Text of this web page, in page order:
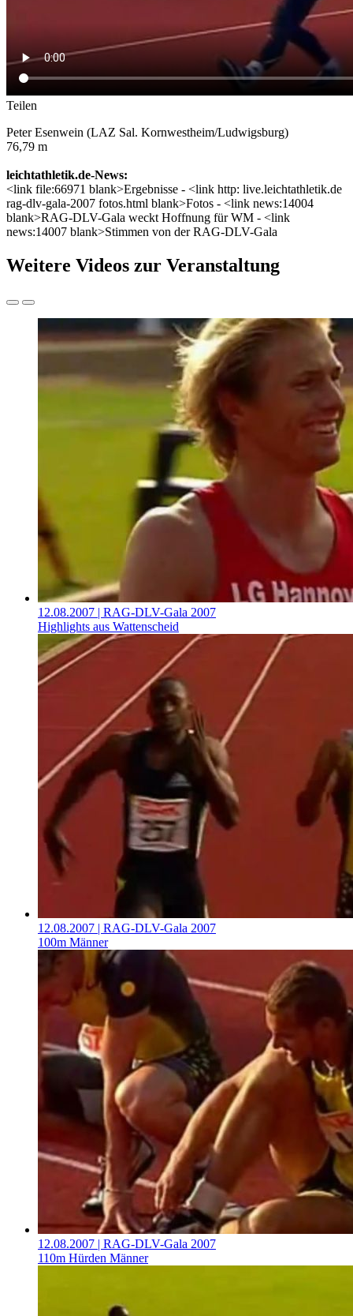
Teilen
Peter Esenwein (LAZ Sal. Kornwestheim/Ludwigsburg)
76,79 m
leichtathletik.de-News:
<link file:66971 blank>Ergebnisse - <link http: live.leichtathletik.de
rag-dlv-gala-2007 fotos.html blank>Fotos - <link news:14004
blank>RAG-DLV-Gala weckt Hoffnung für WM - <link
news:14007 blank>Stimmen von der RAG-DLV-Gala
Weitere Videos zur Veranstaltung
12.08.2007 | RAG-DLV-Gala 2007
Highlights aus Wattenscheid
12.08.2007 | RAG-DLV-Gala 2007
100m Männer
12.08.2007 | RAG-DLV-Gala 2007
110m Hürden Männer